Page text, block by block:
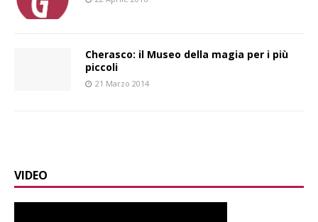
Cherasco: il Museo della magia per i più
piccoli
21 Marzo 2014
VIDEO